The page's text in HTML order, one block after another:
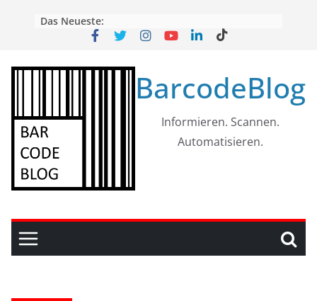
Das Neueste:
BarcodeBlog
Informieren. Scannen.
Automatisieren.